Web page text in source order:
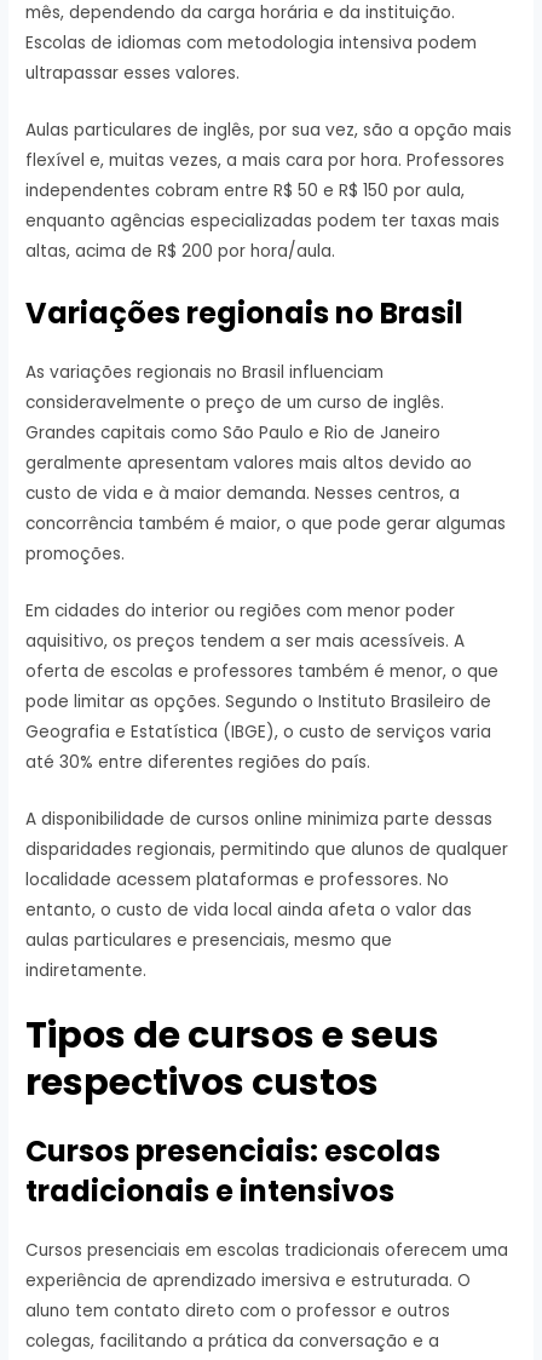
mês, dependendo da carga horária e da instituição.
Escolas de idiomas com metodologia intensiva podem
ultrapassar esses valores.
Aulas particulares de inglês, por sua vez, são a opção mais
flexível e, muitas vezes, a mais cara por hora. Professores
independentes cobram entre R$ 50 e R$ 150 por aula,
enquanto agências especializadas podem ter taxas mais
altas, acima de R$ 200 por hora/aula.
Variações regionais no Brasil
As variações regionais no Brasil influenciam
consideravelmente o preço de um curso de inglês.
Grandes capitais como São Paulo e Rio de Janeiro
geralmente apresentam valores mais altos devido ao
custo de vida e à maior demanda. Nesses centros, a
concorrência também é maior, o que pode gerar algumas
promoções.
Em cidades do interior ou regiões com menor poder
aquisitivo, os preços tendem a ser mais acessíveis. A
oferta de escolas e professores também é menor, o que
pode limitar as opções. Segundo o Instituto Brasileiro de
Geografia e Estatística (IBGE), o custo de serviços varia
até 30% entre diferentes regiões do país.
A disponibilidade de cursos online minimiza parte dessas
disparidades regionais, permitindo que alunos de qualquer
localidade acessem plataformas e professores. No
entanto, o custo de vida local ainda afeta o valor das
aulas particulares e presenciais, mesmo que
indiretamente.
Tipos de cursos e seus
respectivos custos
Cursos presenciais: escolas
tradicionais e intensivos
Cursos presenciais em escolas tradicionais oferecem uma
experiência de aprendizado imersiva e estruturada. O
aluno tem contato direto com o professor e outros
colegas, facilitando a prática da conversação e a